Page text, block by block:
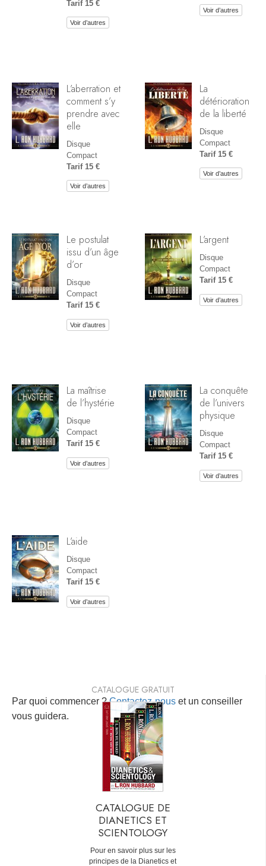
Tarif 15 €
Voir d’autres
Voir d’autres
L’aberration et
comment s’y
prendre avec
elle
Disque
Compact
Tarif 15 €
Voir d’autres
La
détérioration
de la liberté
Disque
Compact
Tarif 15 €
Voir d’autres
Le postulat
issu d’un âge
d’or
Disque
Compact
Tarif 15 €
Voir d’autres
L’argent
Disque
Compact
Tarif 15 €
Voir d’autres
La maîtrise
de l’hystérie
Disque
Compact
Tarif 15 €
Voir d’autres
La conquête
de l’univers
physique
Disque
Compact
Tarif 15 €
Voir d’autres
L’aide
Disque
Compact
Tarif 15 €
Voir d’autres
Par quoi commencer ?Contactez-nous et un conseiller
vous guidera.
CATALOGUE GRATUIT
CATALOGUE DE
DIANETICS ET
SCIENTOLOGY
Pour en savoir plus sur les
principes de la Dianetics et